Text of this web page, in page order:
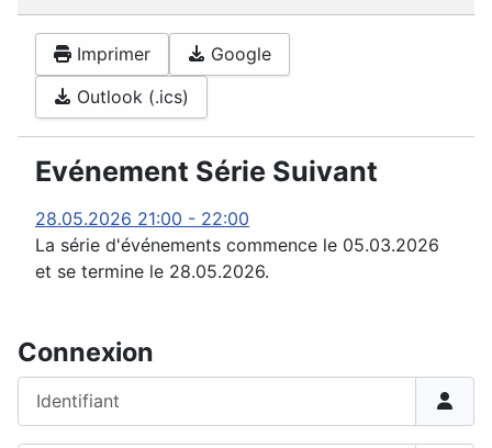
Imprimer
Google
Outlook (.ics)
Evénement Série Suivant
28.05.2026 21:00 - 22:00
La série d'événements commence le 05.03.2026
et se termine le 28.05.2026.
Connexion